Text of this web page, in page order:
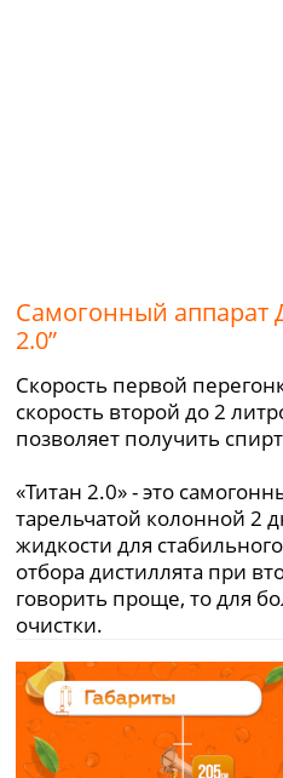
Самогонный аппарат
2.0”
Скорость первой
скорость второй до 2
позволяет получить
«Титан 2.0» - это
тарельчатой колонной 2
жидкости для
отбора дистиллята при
говорить проще, то для
очистки.